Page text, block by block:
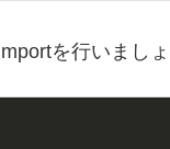
を行いまし